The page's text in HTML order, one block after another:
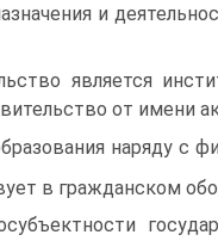
и
является
от имени
наряду с
в гражданском